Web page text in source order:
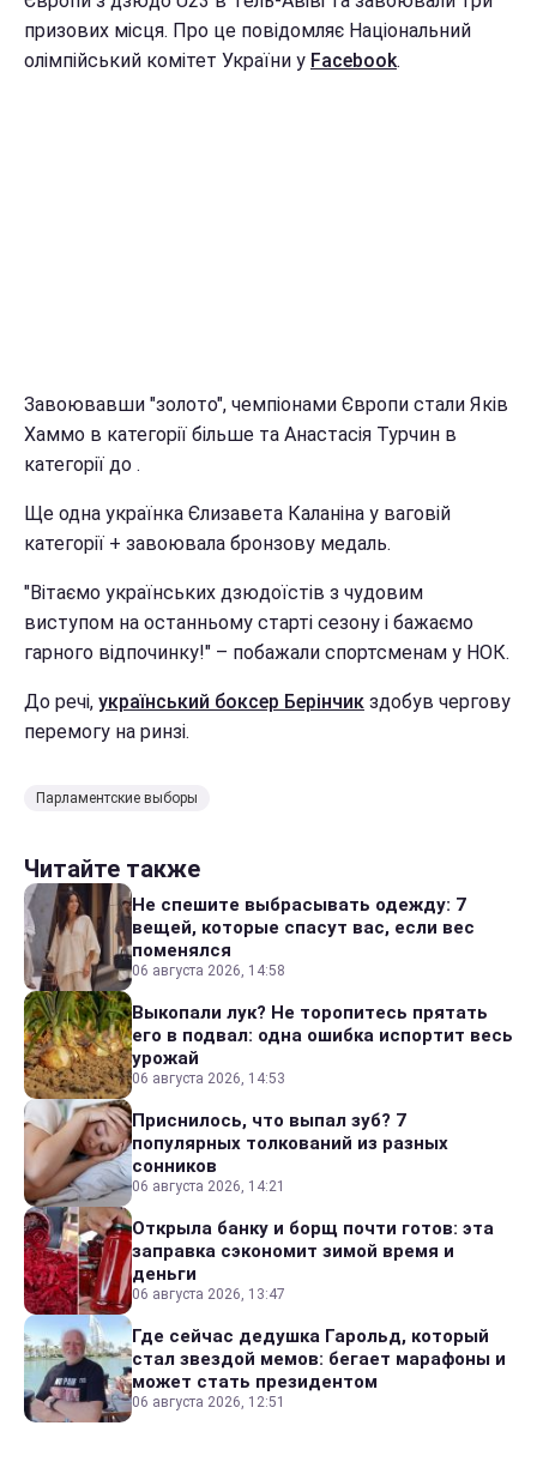
призових місця. Про це повідомляє Національний
олімпійський комітет України у Facebook.
Завоювавши "золото", чемпіонами Європи стали Яків
Хаммо в категорії більше та Анастасія Турчин в
категорії до .
Ще одна українка Єлизавета Каланіна у ваговій
категорії + завоювала бронзову медаль.
"Вітаємо українських дзюдоїстів з чудовим
виступом на останньому старті сезону і бажаємо
гарного відпочинку!" – побажали спортсменам у НОК.
До речі, український боксер Берінчик здобув чергову
перемогу на ринзі.
Парламентские выборы
Читайте также
Не спешите выбрасывать одежду: 7
вещей, которые спасут вас, если вес
поменялся
06 августа 2026, 14:58
Выкопали лук? Не торопитесь прятать
его в подвал: одна ошибка испортит весь
урожай
06 августа 2026, 14:53
Приснилось, что выпал зуб? 7
популярных толкований из разных
сонников
06 августа 2026, 14:21
Открыла банку и борщ почти готов: эта
заправка сэкономит зимой время и
деньги
06 августа 2026, 13:47
Где сейчас дедушка Гарольд, который
стал звездой мемов: бегает марафоны и
может стать президентом
06 августа 2026, 12:51